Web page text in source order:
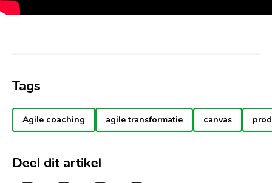
Tags
Agile coaching agile transformatie canvas
Deel dit artikel